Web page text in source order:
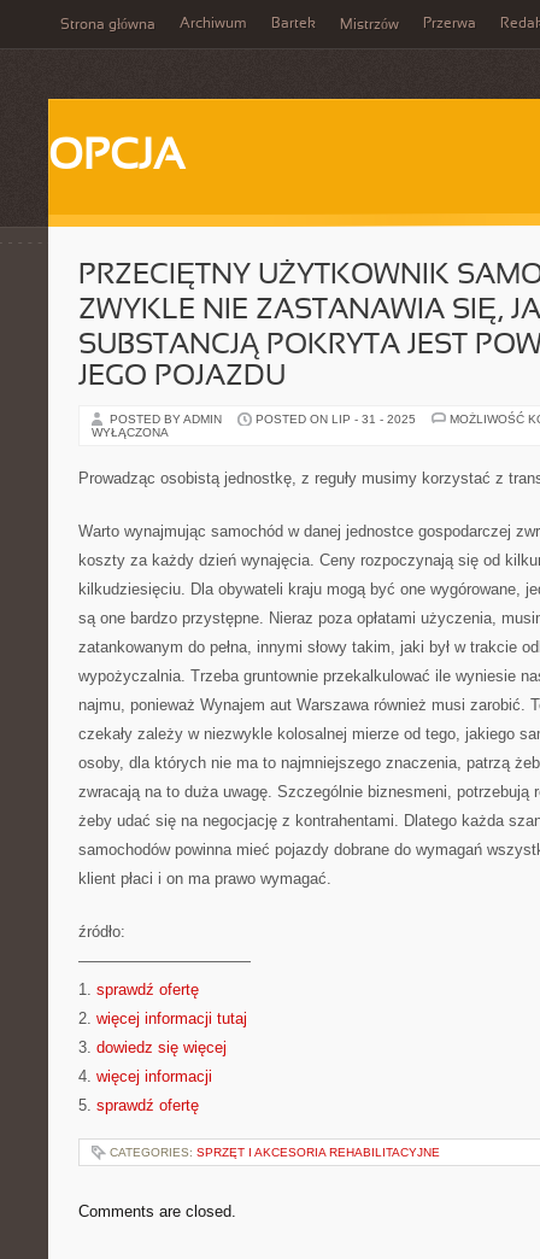
Strona główna Archiwum Bartek Mistrzów Przerwa
OPCJA
PRZECIĘTNY UŻYTKOWNIK
ZWYKLE NIE ZASTANAWIA SIĘ,
SUBSTANCJĄ POKRYTA JEST
JEGO POJAZDU
POSTED BY ADMIN POSTED ON LIP - 31 - 2025
MOŻLIWOŚĆ
WYŁĄCZONA
Prowadząc osobistą jednostkę, z reguły musimy korzystać z
Warto wynajmując samochód w danej jednostce gospodarczej
koszty za każdy dzień wynajęcia. Ceny rozpoczynają się od
kilkudziesięciu. Dla obywateli kraju mogą być one wygórowane,
są one bardzo przystępne. Nieraz poza opłatami użyczenia,
zatankowanym do pełna, innymi słowy takim, jaki był w trakcie
wypożyczalnia. Trzeba gruntownie przekalkulować ile wyniesie
najmu, ponieważ Wynajem aut Warszawa również musi zarobić.
czekały zależy w niezwykle kolosalnej mierze od tego, jakiego
osoby, dla których nie ma to najmniejszego znaczenia, patrzą
zwracają na to duża uwagę. Szczególnie biznesmeni, potrzebują
żeby udać się na negocjację z kontrahentami. Dlatego każda
samochodów powinna mieć pojazdy dobrane do wymagań
klient płaci i on ma prawo wymagać.
źródło:
———————————
1. sprawdź ofertę
2. więcej informacji tutaj
3. dowiedz się więcej
4. więcej informacji
5. sprawdź ofertę
CATEGORIES: SPRZĘT I AKCESORIA REHABILITACYJNE
Comments are closed.